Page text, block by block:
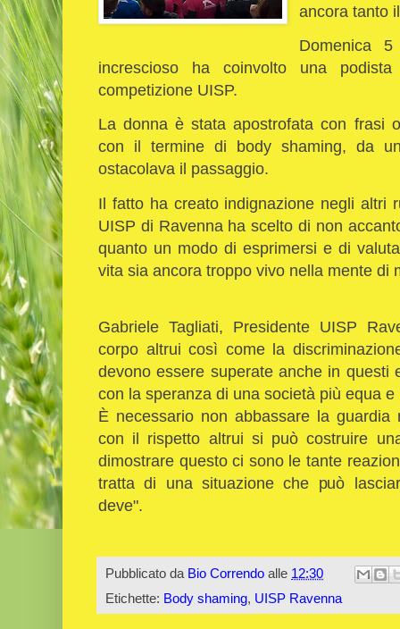
ancora tanto
Domenica
increscioso ha coinvolto una
competizione UISP.
La donna è stata apostrofata con frasi
con il termine di body shaming, da
ostacolava il passaggio.
Il fatto ha creato indignazione negli altri
UISP di Ravenna ha scelto di non
quanto un modo di esprimersi e di
vita sia ancora troppo vivo nella mente di
Gabriele Tagliati, Presidente UISP
corpo altrui così come la
devono essere superate anche in questi
con la speranza di una società più equa e
È necessario non abbassare la guardia
con il rispetto altrui si può costruire
dimostrare questo ci sono le tante
tratta di una situazione che può
deve".
Pubblicato da Bio Correndo alle 12:30
Etichette: Body shaming, UISP Ravenna